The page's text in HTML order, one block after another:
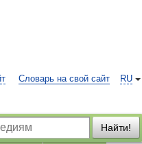
RU
Словарь на свой сайт
Найти!